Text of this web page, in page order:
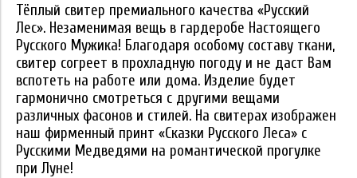
Тёплый свитер премиального качества «Русский
Лес». Незаменимая вещь в гардеробе Настоящего
Русского Мужика! Благодаря особому составу ткани,
свитер согреет в прохладную погоду и не даст Вам
вспотеть на работе или дома. Изделие будет
гармонично смотреться с другими вещами
различных фасонов и стилей. На свитерах изображен
наш фирменный принт «Сказки Русского Леса» с
Русскими Медведями на романтической прогулке
при Луне!